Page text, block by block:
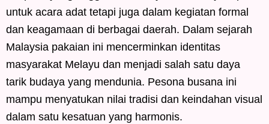
untuk acara adat tetapi juga dalam kegiatan formal
dan keagamaan di berbagai daerah. Dalam sejarah
Malaysia pakaian ini mencerminkan identitas
masyarakat Melayu dan menjadi salah satu daya
tarik budaya yang mendunia. Pesona busana ini
mampu menyatukan nilai tradisi dan keindahan visual
dalam satu kesatuan yang harmonis.